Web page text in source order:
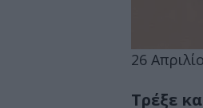
26
Τρέξε